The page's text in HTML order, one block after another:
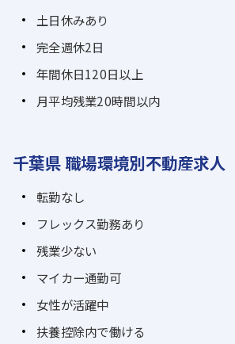
土日休みあり
完全週休2日
年間休日120日以上
月平均残業20時間以内
千葉県 職場環境別不動産求人
転勤なし
フレックス勤務あり
残業少ない
マイカー通勤可
女性が活躍中
扶養控除内で働ける